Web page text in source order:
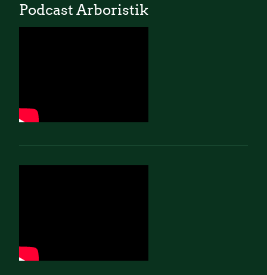
Podcast Arboristik